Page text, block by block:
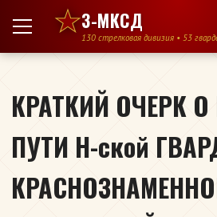
Перейти к содержимому
3-МКСД
130 стрелковая дивизия • 53
КРАТКИЙ ОЧЕРК
ПУТИ Н-ской